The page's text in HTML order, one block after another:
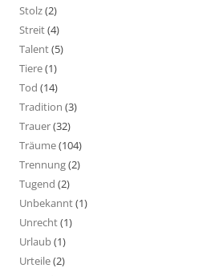
Stolz(2)
Streit(4)
Talent(5)
Tiere(1)
Tod (14)
Tradition (3)
Trauer(32)
Träume(104)
Trennung(2)
Tugend (2)
Unbekannt(1)
Unrecht(1)
Urlaub(1)
Urteile(2)